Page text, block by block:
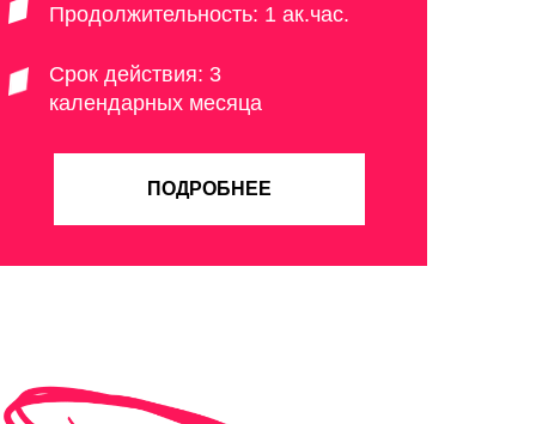
Срок действия: 3
календарных месяца
Продолжительность: 1 ак.час.
ПОДРОБНЕЕ